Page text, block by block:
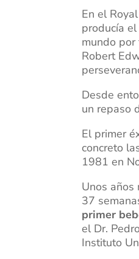
En el
producía
mundo
Robert
Desde
un repaso
El primer
concreto
1981 en
Unos años
37
primer
el Dr.
Instituto